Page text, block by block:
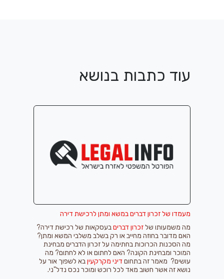
עוד כתבות בנושא
מעמדו של זכרון דברים במשא ומתן לרכישת דירה
מה משמעותו שלזכרון דבריםבעסקאות של רכישת דירה?
האם מדובר בחוזה מחייב או רק בשלב משלבי המשא ומתן?
מה הסכנות הכרוכות בחתימה על זכרון הדברים מבחינת
המוכר ומבחינת הקונה? האם לחתום או לא לחתום? מה
עושים? מאמר זה בתחוםדיני מקרקעיןבא לשפוך אור על
נושא זה אשר חשוב מאד לכל רוכש ומוכר נכס נדל"ני.